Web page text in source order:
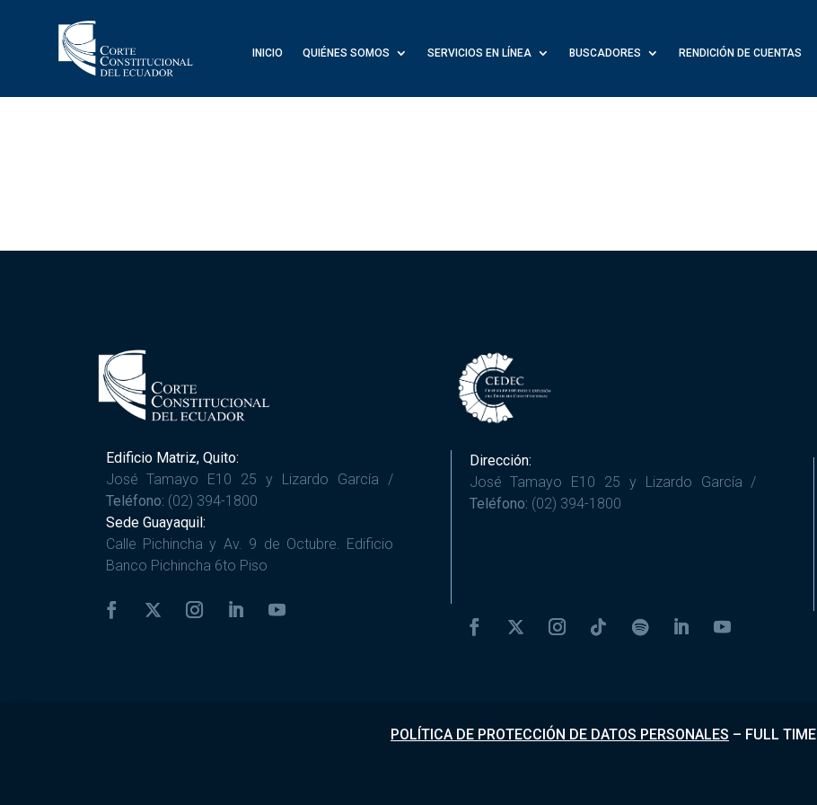
INICIO QUIÉNES SOMOS SERVICIOS EN LÍNEA BUSCADORES RENDICIÓN DE CUENTAS
Edificio Matriz, Quito:
José Tamayo E10 25 y Lizardo García /
Teléfono: (02) 394-1800
Sede Guayaquil:
Calle Pichincha y Av. 9 de Octubre. Edificio
Banco Pichincha 6to Piso
Dirección:
José Tamayo E10 25 y Lizardo García /
Teléfono: (02) 394-1800
POLÍTICA DE PROTECCIÓN DE DATOS PERSONALES – FULL TIME